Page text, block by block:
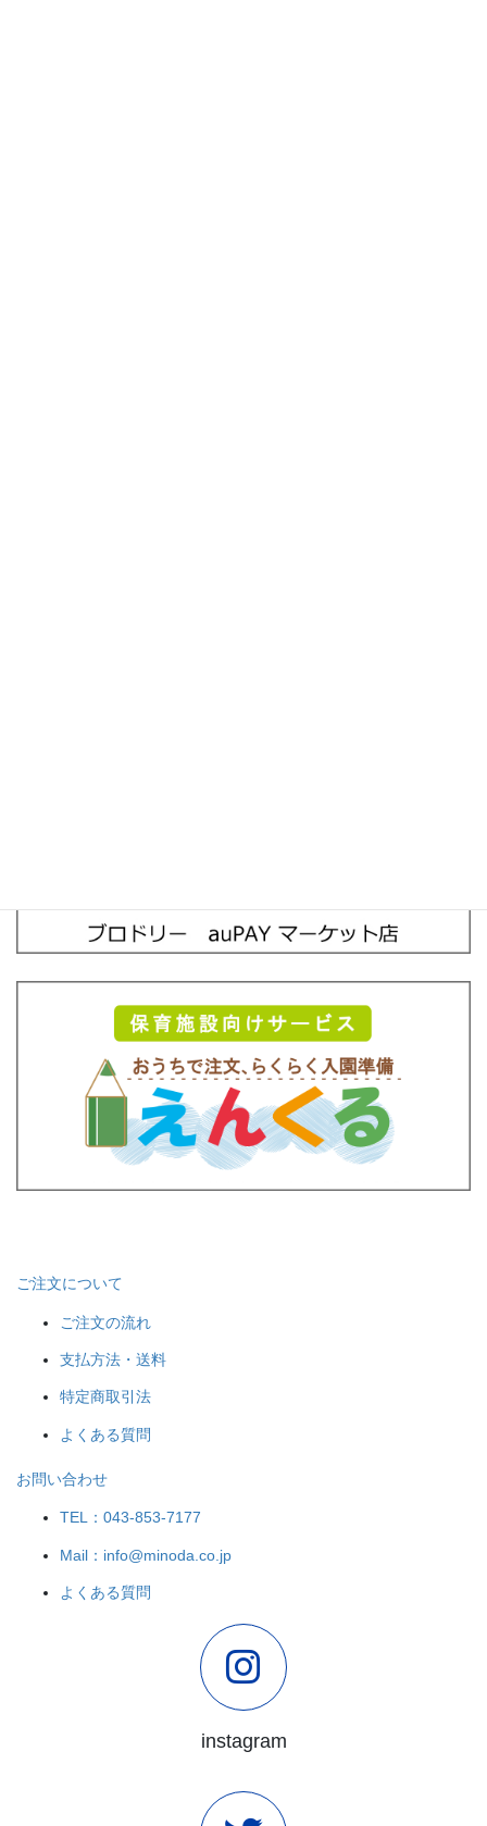
ご注文について
ご注文の流れ
支払方法・送料
特定商取引法
よくある質問
お問い合わせ
TEL：043-853-7177
Mail：info@minoda.co.jp
よくある質問
instagram